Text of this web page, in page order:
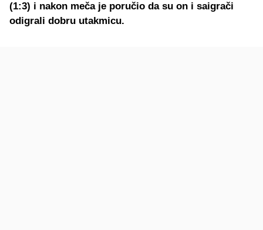
(1:3) i nakon meča je poručio da su on i saigrači
odigrali dobru utakmicu.